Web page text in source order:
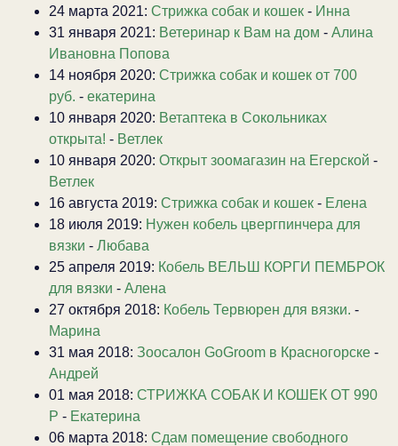
24 марта 2021: Стрижка собак и кошек - Инна
31 января 2021: Ветеринар к Вам на дом - Алина
Ивановна Попова
14 ноября 2020: Стрижка собак и кошек от 700
руб. - екатерина
10 января 2020: Ветаптека в Сокольниках
открыта! - Ветлек
10 января 2020: Открыт зоомагазин на Егерской -
Ветлек
16 августа 2019: Стрижка собак и кошек - Елена
18 июля 2019: Нужен кобель цвергпинчера для
вязки - Любава
25 апреля 2019: Кобель ВЕЛЬШ КОРГИ ПЕМБРОК
для вязки - Алена
27 октября 2018: Кобель Тервюрен для вязки. -
Марина
31 мая 2018: Зоосалон GoGroom в Красногорске -
Андрей
01 мая 2018: СТРИЖКА СОБАК И КОШЕК ОТ 990
Р - Екатерина
06 марта 2018: Сдам помещение свободного